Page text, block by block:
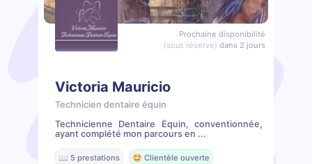
Prochaine disponibilité
(sous réserve) dans 2 jours
Victoria Mauricio
Technicien dentaire équin
Technicienne Dentaire Équin, conventionnée,
ayant complété mon parcours en ...
📖 5 prestations 🤩 Clientèle ouverte